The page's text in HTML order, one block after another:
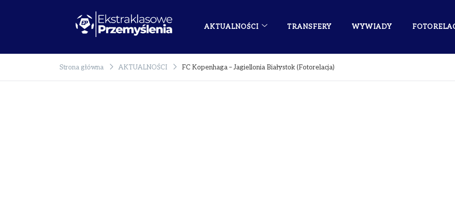
Przemyślenia
AKTUALNOŚCI TRANSFERY WYWIADY
Strona główna AKTUALNOŚCI FC Kopenhaga – Jagiellonia Białystok (Fotorelacja)